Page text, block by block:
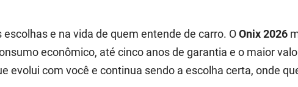
escolhas e na vida de quem entende de carro. OOnix 2026
econômico, até cinco anos de garantia e o maior
evolui com você e continua sendo a escolha certa, onde